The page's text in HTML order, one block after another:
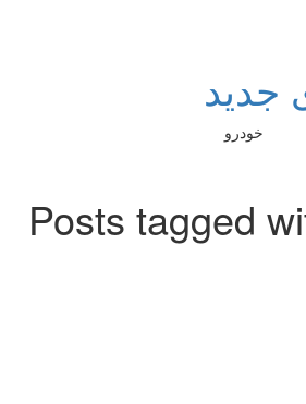
خودرو
Posts tagged